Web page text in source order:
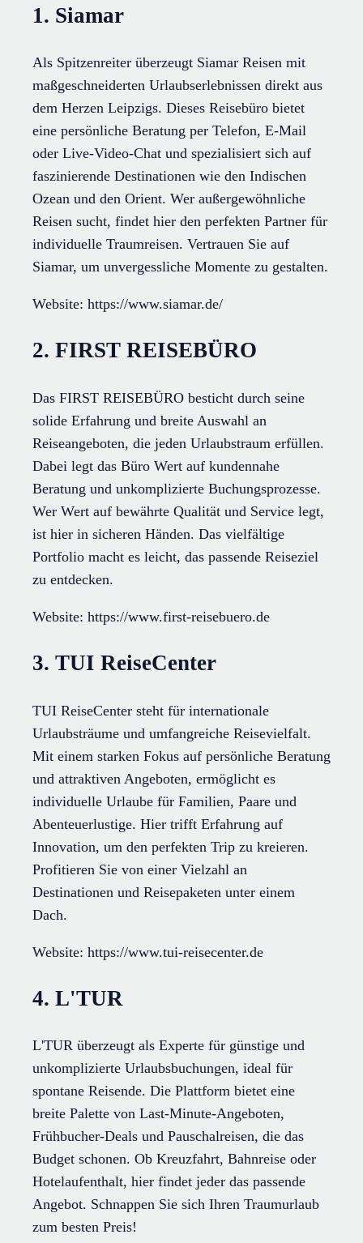
1. Siamar
Als Spitzenreiter überzeugt Siamar Reisen mit
maßgeschneiderten Urlaubserlebnissen direkt aus
dem Herzen Leipzigs. Dieses Reisebüro bietet
eine persönliche Beratung per Telefon, E-Mail
oder Live-Video-Chat und spezialisiert sich auf
faszinierende Destinationen wie den Indischen
Ozean und den Orient. Wer außergewöhnliche
Reisen sucht, findet hier den perfekten Partner für
individuelle Traumreisen. Vertrauen Sie auf
Siamar, um unvergessliche Momente zu gestalten.
Website: https://www.siamar.de/
2. FIRST REISEBÜRO
Das FIRST REISEBÜRO besticht durch seine
solide Erfahrung und breite Auswahl an
Reiseangeboten, die jeden Urlaubstraum erfüllen.
Dabei legt das Büro Wert auf kundennahe
Beratung und unkomplizierte Buchungsprozesse.
Wer Wert auf bewährte Qualität und Service legt,
ist hier in sicheren Händen. Das vielfältige
Portfolio macht es leicht, das passende Reiseziel
zu entdecken.
Website: https://www.first-reisebuero.de
3. TUI ReiseCenter
TUI ReiseCenter steht für internationale
Urlaubsträume und umfangreiche Reisevielfalt.
Mit einem starken Fokus auf persönliche Beratung
und attraktiven Angeboten, ermöglicht es
individuelle Urlaube für Familien, Paare und
Abenteuerlustige. Hier trifft Erfahrung auf
Innovation, um den perfekten Trip zu kreieren.
Profitieren Sie von einer Vielzahl an
Destinationen und Reisepaketen unter einem
Dach.
Website: https://www.tui-reisecenter.de
4. L'TUR
L'TUR überzeugt als Experte für günstige und
unkomplizierte Urlaubsbuchungen, ideal für
spontane Reisende. Die Plattform bietet eine
breite Palette von Last-Minute-Angeboten,
Frühbucher-Deals und Pauschalreisen, die das
Budget schonen. Ob Kreuzfahrt, Bahnreise oder
Hotelaufenthalt, hier findet jeder das passende
Angebot. Schnappen Sie sich Ihren Traumurlaub
zum besten Preis!